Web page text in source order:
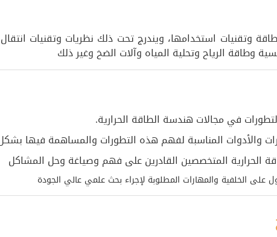
وتقنيات استخدامها، ويندرج تحت ذلك نظريات وتقنيات
وطاقة الرياح وتحلية المياه وآلات الضخ وغير ذلك